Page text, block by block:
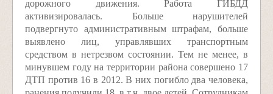
дорожного движения. Работа ГИБДД
активизировалась. Больше нарушителей
подвергнуто административным штрафам, больше
выявлено лиц, управлявших транспортным
средством в нетрезвом состоянии. Тем не менее, в
минувшем году на территории района совершено 17
ДТП против 16 в 2012. В них погибло два человека,